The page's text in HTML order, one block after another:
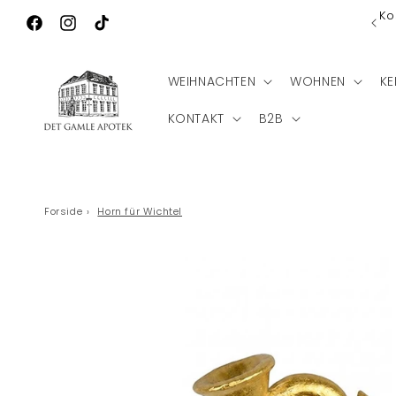
Direkt zum
InhaltFacebookInstagram
TikTok
Wilkommen zu Det Gamle Apotek
WEIHNACHTEN WOHNEN
KONTAKT B2B
Forside › Horn für Wichtel